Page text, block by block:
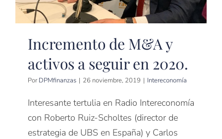
Incremento de M&A y
activos a seguir en 2020.
PorDPMfinanzas | 26 noviembre, 2019 | Intereconomía
Interesante tertulia en Radio Intereconomía
con Roberto Ruiz-Scholtes (director de
estrategia de UBS en España) y Carlos